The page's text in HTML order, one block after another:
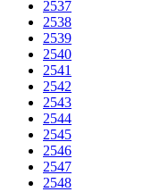
2537
2538
2539
2540
2541
2542
2543
2544
2545
2546
2547
2548